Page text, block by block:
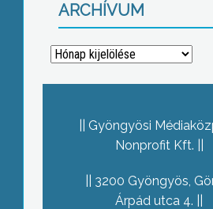
ARCHÍVUM
Archívum
Gyöngyösi
Nonprofit Kft.
3200 Gyöngyös,
Árpád utca 4.